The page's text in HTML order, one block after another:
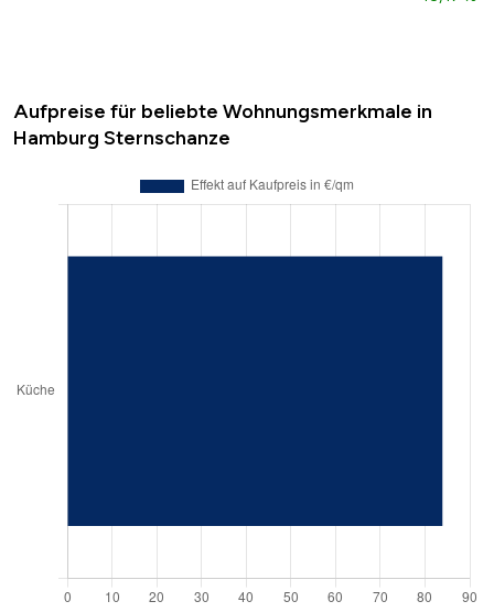
Aufpreise für beliebte Wohnungsmerkmale in
Hamburg Sternschanze